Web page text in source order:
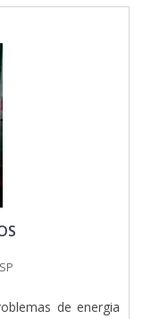
opções de
seus serviços,
de alta
e departamento
capacidade para
esses fatores,
de consultores
comprovam sua
clientes....
de energia